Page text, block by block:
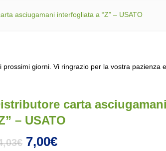
asciugamani interfogliata a “Z” – USATO
giorni. Vi ringrazio per la vostra pazienza
carta
– USATO
€ Il prezzo originale era:
7,00€Il prezzo attuale è: